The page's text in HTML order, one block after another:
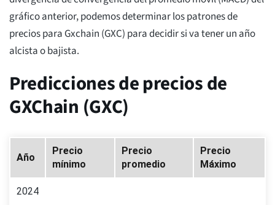
gráfico anterior, podemos determinar los patrones de
precios para Gxchain (GXC) para decidir si va tener un año
alcista o bajista.
Predicciones de precios de
GXChain (GXC)
Año
Precio
mínimo
Precio
promedio
Precio
Máximo
2024